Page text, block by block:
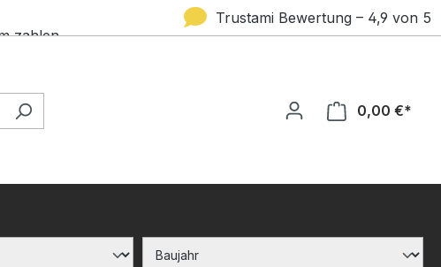
zahlen
Trustami Bewertung – 4,9 von 5
0,00 €*